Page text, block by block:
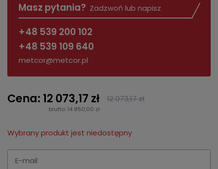
Masz pytania? Zadzwoń lub napisz
+48 539 200 102
+48 539 109 640
metcor@metcor.pl
Cena: 12 073,17 zł
brutto: 14 850,00 zł
12 073,17 zł
Wybrany produkt jest niedostępny